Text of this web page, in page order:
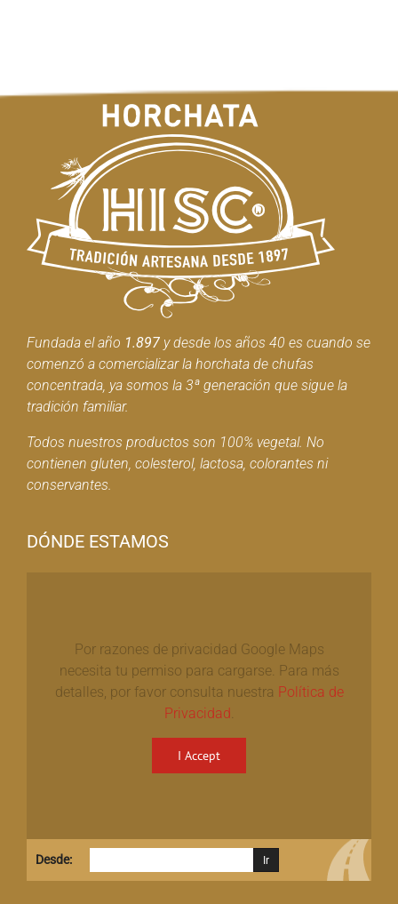
Fundada el año 1.897y desde los años 40 es cuando se
comenzó a comercializar la horchata de chufas
concentrada, ya somos la 3ª generación que sigue la
tradición familiar.
Todos nuestros productos son 100% vegetal. No
contienen gluten, colesterol, lactosa, colorantes ni
conservantes.
DÓNDE ESTAMOS
Por razones de privacidad Google Maps
necesita tu permiso para cargarse. Para más
detalles, por favor consulta nuestra Política de
Privacidad
I Accept
Desde: